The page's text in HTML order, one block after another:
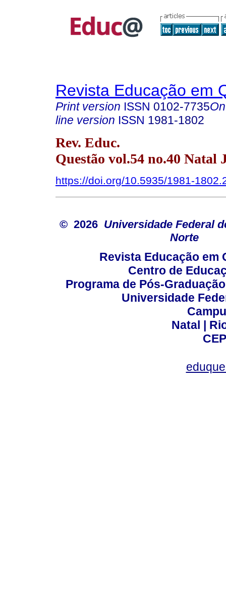
Revista Educação em
Print version ISSN 0102-7735
line version ISSN 1981-1802
Rev. Educ.
Questão vol.54 no.40 Natal
https://doi.org/10.5935/1981-
© 2026 Universidade Federal
Norte
Revista Educação em
Centro de
Programa de Pós-
Universidade
Natal |